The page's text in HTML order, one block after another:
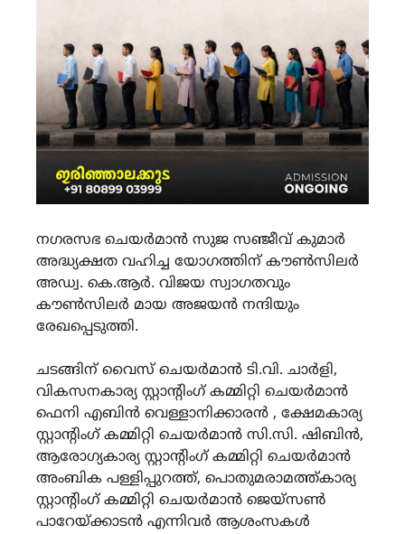
നഗരസഭ ചെയർമാൻ സുജ സഞ്ജീവ് കുമാർ
അദ്ധ്യക്ഷത വഹിച്ച യോഗത്തിന് കൗൺസിലർ
അഡ്വ. കെ.ആർ. വിജയ സ്വാഗതവും
കൗൺസിലർ മായ അജയൻ നന്ദിയും
രേഖപ്പെടുത്തി.
ചടങ്ങിന് വൈസ് ചെയർമാൻ ടി.വി. ചാർളി,
വികസനകാര്യ സ്റ്റാന്റിംഗ് കമ്മിറ്റി ചെയർമാൻ
ഫെനി എബിൻ വെള്ളാനിക്കാരൻ , ക്ഷേമകാര്യ
സ്റ്റാന്റിംഗ് കമ്മിറ്റി ചെയർമാൻ സി.സി. ഷിബിൻ,
ആരോഗ്യകാര്യ സ്റ്റാന്റിംഗ് കമ്മിറ്റി ചെയർമാൻ
അംബിക പള്ളിപ്പുറത്ത്, പൊതുമരാമത്ത്കാര്യ
സ്റ്റാന്റിംഗ് കമ്മിറ്റി ചെയർമാൻ ജെയ്സൺ
പാറേയ്ക്കാടൻ എന്നിവർ ആശംസകൾ